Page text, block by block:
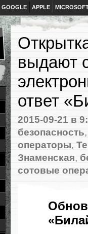
GOOGLE APPLE
выдают
ответ
2015-09-21 в
безопасность
операторы,
Знаменская,
сотовые
«